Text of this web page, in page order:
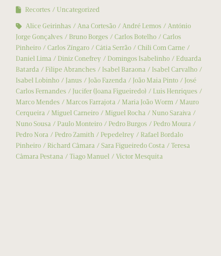
Recortes
Uncategorized
Alice Geirinhas
Ana Cortesão André Lemos
António
Jorge Gonçalves
Bruno Borges Carlos Botelho
Carlos
Pinheiro
Carlos Zíngaro Cátia Serrão
Chili Com Carne
Daniel Lima
Diniz Conefrey Domingos Isabelinho
Eduarda
Batarda
Filipe Abranches Isabel Baraona
Isabel Carvalho
Isabel Lobinho
Janus João Fazenda João Maia Pinto
José
Carlos Fernandes
Jucifer (Joana Figueiredo)
Luis Henriques
Marco Mendes
Marcos Farrajota Maria João Worm
Mauro
Cerqueira
Miguel Carneiro Miguel Rocha
Nuno Saraiva
Nuno Sousa
Paulo Monteiro Pedro Burgos
Pedro Moura
Pedro Nora
Pedro Zamith Pepedelrey
Rafael Bordalo
Pinheiro
Richard Câmara Sara Figueiredo Costa
Teresa
Câmara Pestana
Tiago Manuel Victor Mesquita